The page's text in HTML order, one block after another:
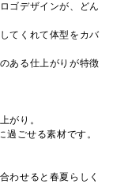
ゴデザインが、どん
てくれて体型をカバ
ある仕上がりが特徴
がり。
ごせる素材です。
わせると春夏らしく